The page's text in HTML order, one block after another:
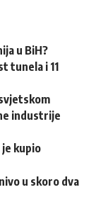
u BiH?
tunela i 11
industrije
je kupio
u skoro dva